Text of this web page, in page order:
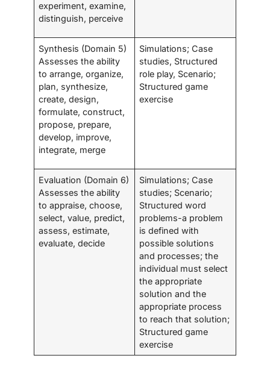
experiment, examine,
distinguish, perceive
Synthesis (Domain 5)
Assesses the ability
to arrange, organize,
plan, synthesize,
create, design,
formulate, construct,
propose, prepare,
develop, improve,
integrate, merge
Simulations; Case
studies, Structured
role play, Scenario;
Structured game
exercise
Evaluation (Domain 6)
Assesses the ability
to appraise, choose,
select, value, predict,
assess, estimate,
evaluate, decide
Simulations; Case
studies; Scenario;
Structured word
problems-a problem
is defined with
possible solutions
and processes; the
individual must select
the appropriate
solution and the
appropriate process
to reach that solution;
Structured game
exercise